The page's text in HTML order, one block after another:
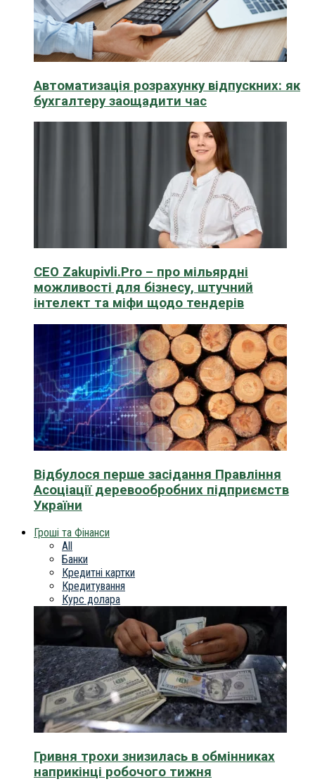
Автоматизація розрахунку відпускних: як
бухгалтеру заощадити час
CEO Zakupivli.Pro – про мільярдні
можливості для бізнесу, штучний
інтелект та міфи щодо тендерів
Відбулося перше засідання Правління
Асоціації деревообробних підприємств
України
Гроші та Фінанси
All
Банки
Кредитні картки
Кредитування
Курс долара
Гривня трохи знизилась в обмінниках
наприкінці робочого тижня